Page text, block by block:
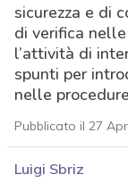
sicurezza e di
di verifica
l’attività di
spunti per
nelle
Pubblicato il 27
Luigi Sbriz